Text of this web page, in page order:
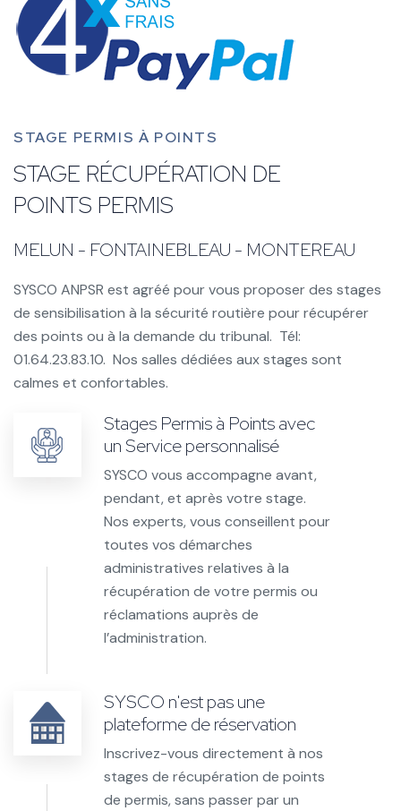
STAGE PERMIS À POINTS
STAGE RÉCUPÉRATION DE
POINTS PERMIS
MELUN - FONTAINEBLEAU - MONTEREAU
SYSCO ANPSR est agréé pour vous proposer des stages
de sensibilisation à la sécurité routière pour récupérer
des points ou à la demande du tribunal. Tél:
01.64.23.83.10. Nos salles dédiées aux stages sont
calmes et confortables.
Stages Permis à Points avec
un Service personnalisé
SYSCO vous accompagne avant,
pendant, et après votre stage.
Nos experts, vous conseillent pour
toutes vos démarches
administratives relatives à la
récupération de votre permis ou
réclamations auprès de
l’administration.
SYSCO n'est pas une
plateforme de réservation
Inscrivez-vous directement à nos
stages de récupération de points
de permis, sans passer par un